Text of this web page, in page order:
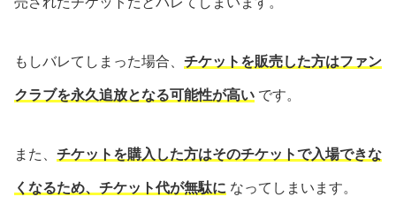
もしバレてしまった場合、 チケットを販売した方はファン
クラブを永久追放となる可能性が高い です。
また、 チケットを購入した方はそのチケットで入場できな
くなるため、チケット代が無駄に なってしまいます。